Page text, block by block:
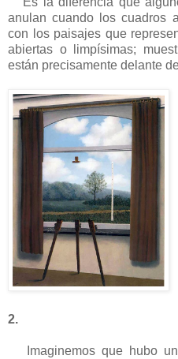
anulan cuando los cuadros
con los paisajes que
abiertas o limpísimas;
están precisamente delante
2.
Imaginemos que hubo un